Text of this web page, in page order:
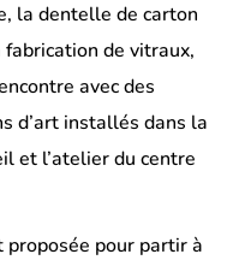
la dentelle de carton
de vitraux,
avec des
d’art installés dans la
et l’atelier du centre
pour partir à